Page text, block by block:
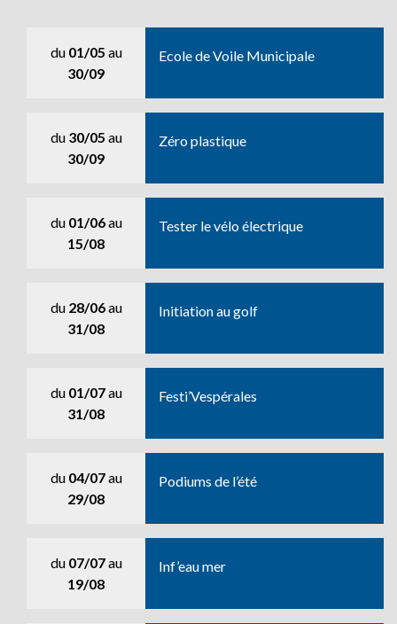
du 01/05 au
30/09
Ecole de Voile Municipale
du 30/05 au
30/09
Zéro plastique
du 01/06au
15/08
Tester le vélo électrique
du 28/06au
31/08
Initiation au golf
du 01/07au
31/08
Festi’Vespérales
du 04/07au
29/08
Podiums de l’été
du 07/07au
19/08
Inf’eau mer